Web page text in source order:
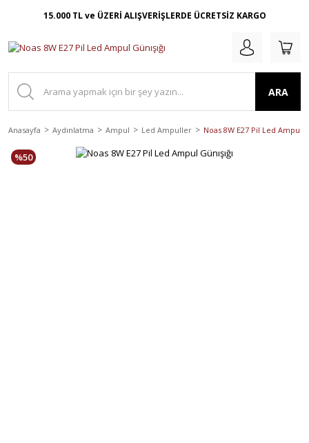
15.000 TL ve ÜZERİ ALIŞVERİŞLERDE ÜCRETSİZ KARGO
ARA
Anasayfa Aydınlatma Ampul Led Ampuller Noas 8W E27 Pil Led Ampul
%50